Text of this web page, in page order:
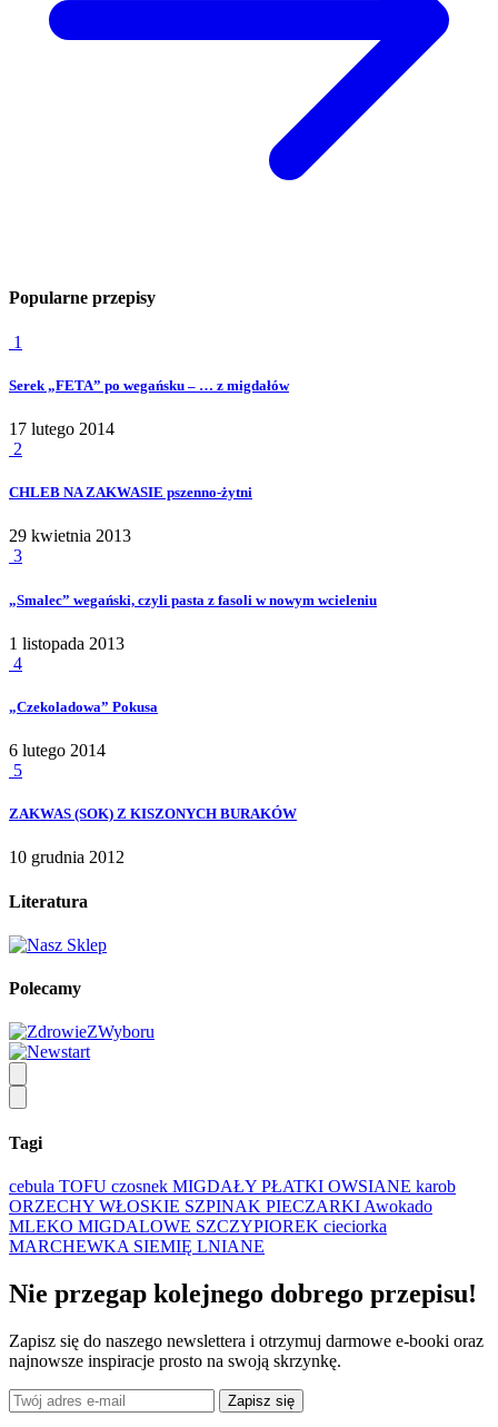
Popularne przepisy
1
Serek „FETA” po wegańsku – … z migdałów
17 lutego 2014
2
CHLEB NA ZAKWASIE pszenno-żytni
29 kwietnia 2013
3
„Smalec” wegański, czyli pasta z fasoli w nowym wcieleniu
1 listopada 2013
4
„Czekoladowa” Pokusa
6 lutego 2014
5
ZAKWAS (SOK) Z KISZONYCH BURAKÓW
10 grudnia 2012
Literatura
Polecamy
Tagi
cebula TOFU czosnek MIGDAŁY PŁATKI OWSIANE karob
ORZECHY WŁOSKIE SZPINAK PIECZARKI Awokado
MLEKO MIGDALOWE SZCZYPIOREK cieciorka
MARCHEWKA SIEMIĘ LNIANE
Nie przegap kolejnego dobrego przepisu!
Zapisz się do naszego newslettera i otrzymuj darmowe e-booki oraz
najnowsze inspiracje prosto na swoją skrzynkę.
Zapisz się